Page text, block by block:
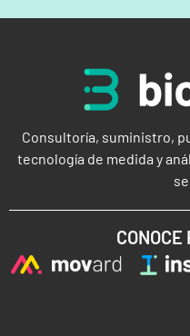
Consultoría, suministro,
tecnología de medida y
CONOCE